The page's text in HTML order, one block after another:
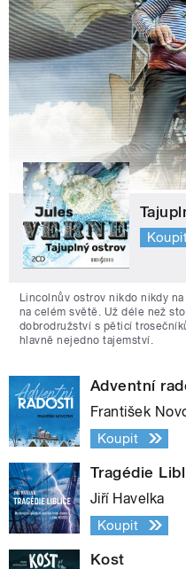
Lincolnův ostrov nikdo nikdy
na celém světě. Už déle než
dobrodružství s pěticí
hlavně nejedno tajemství.
Adventní
František
Koupit
Tragédie
Jiří Havelka
Koupit
Kost